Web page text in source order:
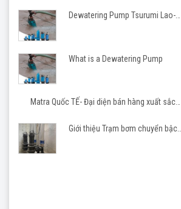
Dewatering Pump Tsurumi Lao-
What is a Dewatering Pump
Matra Quốc TẾ- Đại diện bán hàng xuất sắc
Giới thiệu Trạm bơm chuyển bậc